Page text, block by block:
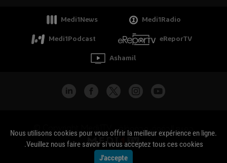
Medi1News Medi1Radio
Medi1Podcast eReporTV
Ashamil
جميع الحقوق محفوظة - Copyright Medi1TV ©
Nous utilisons cookies pour vous offrir la meilleur expérience en ligne.
Veuillez nous faire savoir si vous acceptez tous ces cookies.
J'accepte